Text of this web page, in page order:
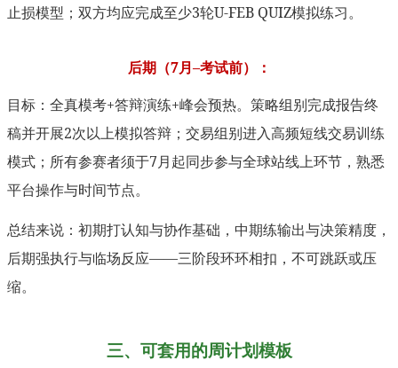
止损模型；双方均应完成至少3轮U-FEB QUIZ模拟练习。
后期（7月–考试前）：
目标：全真模考+答辩演练+峰会预热。策略组别完成报告终
稿并开展2次以上模拟答辩；交易组别进入高频短线交易训练
模式；所有参赛者须于7月起同步参与全球站线上环节，熟悉
平台操作与时间节点。
总结来说：初期打认知与协作基础，中期练输出与决策精度，
后期强执行与临场反应——三阶段环环相扣，不可跳跃或压
缩。
三、可套用的周计划模板